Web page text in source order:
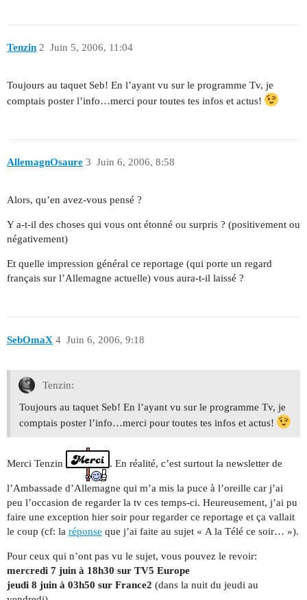
Tenzin Juin 5, 2006, 11:04
2
Toujours au taquet Seb! En l’ayant vu sur le programme Tv, je
comptais poster l’info…merci pour toutes tes infos et actus!
AllemagnOsaure Juin 6, 2006, 8:58
3
Alors, qu’en avez-vous pensé ?
Y a-t-il des choses qui vous ont étonné ou surpris ? (positivement ou
négativement)
Et quelle impression général ce reportage (qui porte un regard
français sur l’Allemagne actuelle) vous aura-t-il laissé ?
SebOmaX Juin 6, 2006, 9:18
4
Tenzin:
Toujours au taquet Seb! En l’ayant vu sur le programme Tv, je
comptais poster l’info…merci pour toutes tes infos et actus!
Merci Tenzin . En réalité, c’est surtout la newsletter de
l’Ambassade d’Allemagne qui m’a mis la puce à l’oreille car j’ai
peu l’occasion de regarder la tv ces temps-ci. Heureusement, j’ai pu
faire une exception hier soir pour regarder ce reportage et ça vallait
le coup (cf: la réponse que j’ai faite au sujet « A la Télé ce soir… »).
Pour ceux qui n’ont pas vu le sujet, vous pouvez le revoir:
mercredi 7 juin à 18h30 sur TV5 Europe
jeudi 8 juin à 03h50 sur France2 (dans la nuit du jeudi au